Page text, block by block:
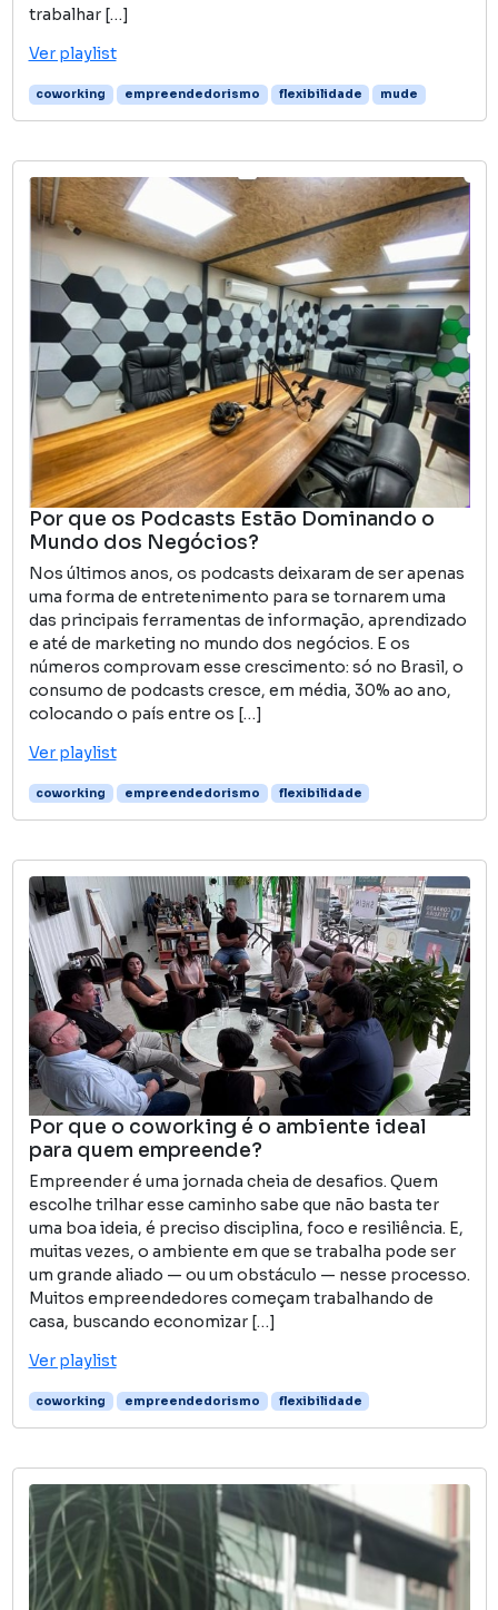
trabalhar […]
Ver playlist
coworking empreendedorismo flexibilidade mude
Por que os Podcasts Estão Dominando o
Mundo dos Negócios?
Nos últimos anos, os podcasts deixaram de ser apenas
uma forma de entretenimento para se tornarem uma
das principais ferramentas de informação, aprendizado
e até de marketing no mundo dos negócios. E os
números comprovam esse crescimento: só no Brasil, o
consumo de podcasts cresce, em média, 30% ao ano,
colocando o país entre os […]
Ver playlist
coworking empreendedorismo flexibilidade
Por que o coworking é o ambiente ideal
para quem empreende?
Empreender é uma jornada cheia de desafios. Quem
escolhe trilhar esse caminho sabe que não basta ter
uma boa ideia, é preciso disciplina, foco e resiliência. E,
muitas vezes, o ambiente em que se trabalha pode ser
um grande aliado — ou um obstáculo — nesse processo.
Muitos empreendedores começam trabalhando de
casa, buscando economizar […]
Ver playlist
coworking empreendedorismo flexibilidade